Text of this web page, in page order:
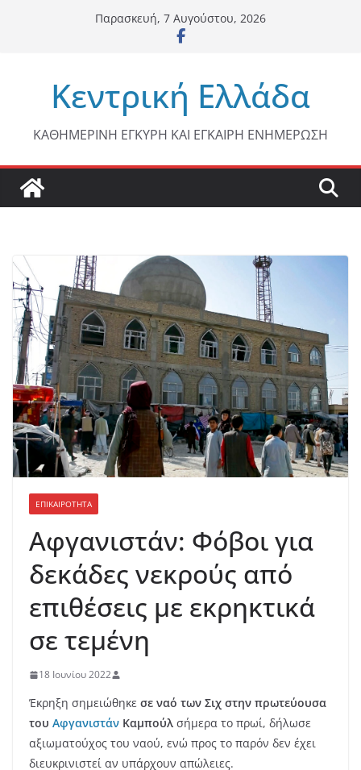
Παρασκευή, 7 Αυγούστου, 2026
Κεντρική Ελλάδα
ΚΑΘΗΜΕΡΙΝΗ ΕΓΚΥΡΗ ΚΑΙ ΕΓΚΑΙΡΗ ΕΝΗΜΕΡΩΣΗ
ΕΠΙΚΑΙΡΟΤΗΤΑ
Αφγανιστάν: Φόβοι για
δεκάδες νεκρούς από
επιθέσεις με εκρηκτικά
σε τεμένη
18 Ιουνίου 2022
Έκρηξη σημειώθηκε σε ναό των Σιχ στην πρωτεύουσα
του Αφγανιστάν Καμπούλ σήμερα το πρωί, δήλωσε
αξιωματούχος του ναού, ενώ προς το παρόν δεν έχει
διευκρινιστεί αν υπάρχουν απώλειες.